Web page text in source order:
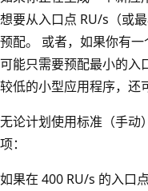
想要从入口点 RU/s（或
预配。 或者，如果你有
可能只需要预配最小的入
较低的小型应用程序，还
无论计划使用标准（手动
项：
如果在 400 RU/s 的入口